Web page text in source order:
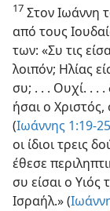
17 Στον Ιωάννη
από τους
των: «Συ τις
λοιπόν; Ηλίας
συ; . . . Ουχί. . . .
ήσαι ο
(Ιωάννης 1:19-25
οι ίδιοι τρεις
έθεσε
συ είσαι ο
Ισραήλ.» (